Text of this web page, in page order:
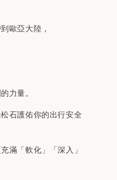
歐亞大陸，
力量。
石護佑你的出行安全
滿「軟化」「深入」